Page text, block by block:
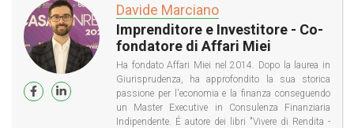
Davide Marciano
Imprenditore e Investitore - Co-
fondatore di Affari Miei
Ha fondato Affari Miei nel 2014. Dopo la laurea in
Giurisprudenza, ha approfondito la sua storica
passione per l'economia e la finanza conseguendo
un Master Executive in Consulenza Finanziaria
Indipendente. É autore dei libri "Vivere di Rendita -